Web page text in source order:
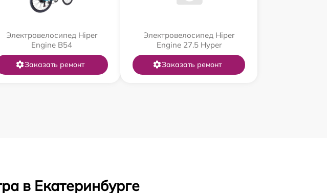
Электровелосипед Hiper
Engine B54
Заказать ремонт
Электровелосипед Hiper
Engine 27.5 Нyper
Заказать ремонт
в Екатеринбурге